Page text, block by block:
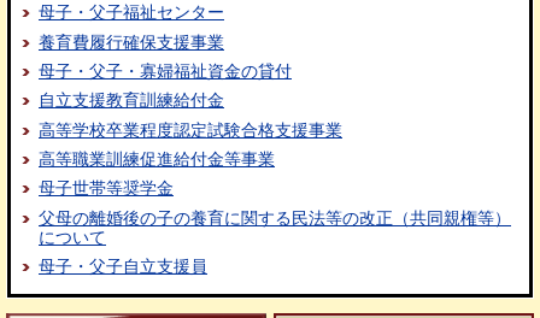
母子・父子福祉センター
養育費履行確保支援事業
母子・父子・寡婦福祉資金の貸付
自立支援教育訓練給付金
高等学校卒業程度認定試験合格支援事業
高等職業訓練促進給付金等事業
母子世帯等奨学金
父母の離婚後の子の養育に関する民法等の改正（共同親権等）
について
母子・父子自立支援員